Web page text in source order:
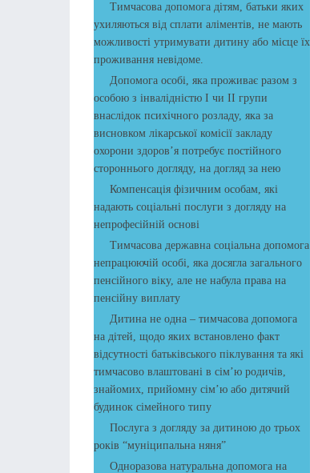
Тимчасова допомога дітям, батьки яких
ухиляються від сплати аліментів, не мають
можливості утримувати дитину або місце їх
проживання невідоме.
Допомога особі, яка проживає разом з
особою з інвалідністю І чи ІІ групи
внаслідок психічного розладу, яка за
висновком лікарської комісії закладу
охорони здоров’я потребує постійного
стороннього догляду, на догляд за нею
Компенсація фізичним особам, які
надають соціальні послуги з догляду на
непрофесійній основі
Тимчасова державна соціальна допомога
непрацюючій особі, яка досягла загального
пенсійного віку, але не набула права на
пенсійну виплату
Дитина не одна – тимчасова допомога
на дітей, щодо яких встановлено факт
відсутності батьківського піклування та які
тимчасово влаштовані в сім’ю родичів,
знайомих, прийомну сім’ю або дитячий
будинок сімейного типу
Послуга з догляду за дитиною до трьох
років “муніципальна няня”
Одноразова натуральна допомога на